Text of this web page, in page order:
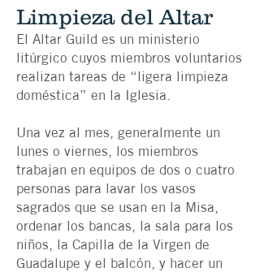
Limpieza del Altar
El Altar Guild es un ministerio
litúrgico cuyos miembros voluntarios
realizan tareas de “ligera limpieza
doméstica” en la Iglesia.
Una vez al mes, generalmente un
lunes o viernes, los miembros
trabajan en equipos de dos o cuatro
personas para lavar los vasos
sagrados que se usan en la Misa,
ordenar los bancas, la sala para los
niños, la Capilla de la Virgen de
Guadalupe y el balcón, y hacer un